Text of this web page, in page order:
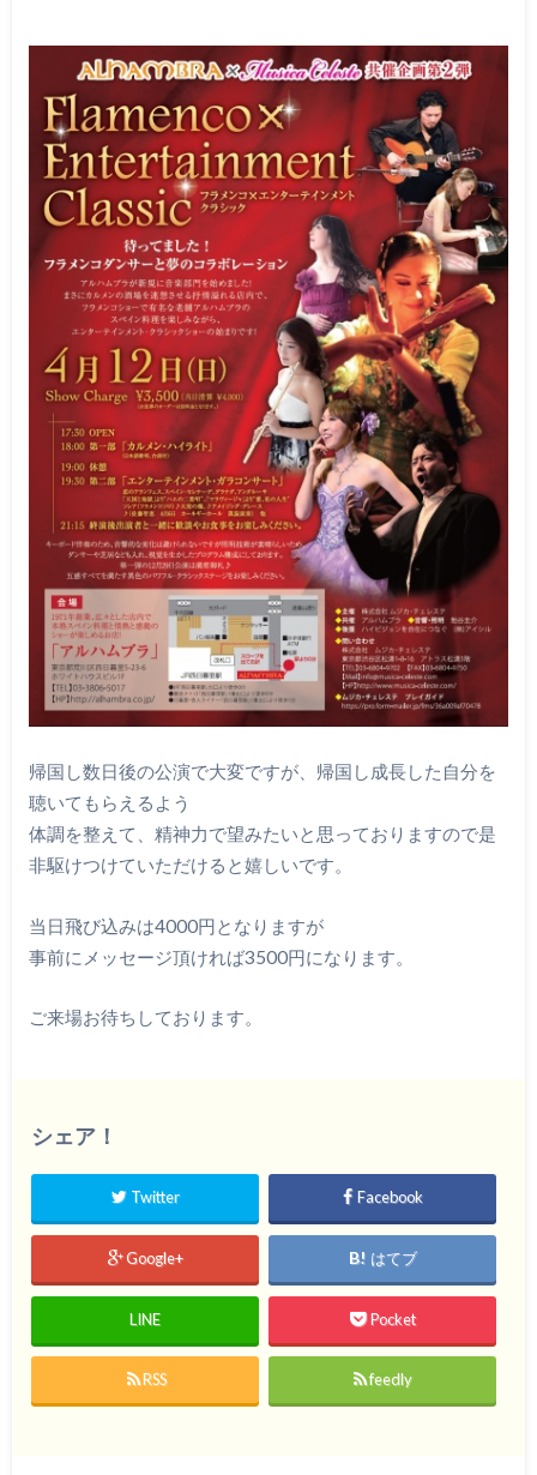
帰国し数日後の公演で大変ですが、帰国し成長した自分を
聴いてもらえるよう
体調を整えて、精神力で望みたいと思っておりますので是
非駆けつけていただけると嬉しいです。
当日飛び込みは4000円となりますが
事前にメッセージ頂ければ3500円になります。
ご来場お待ちしております。
シェア！
Twitter Facebook
Google+ はてブ
LINE Pocket
RSS feedly